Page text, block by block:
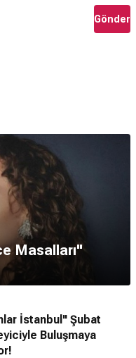
Gönder
Masalları"
İstanbul" Şubat
Buluşmaya